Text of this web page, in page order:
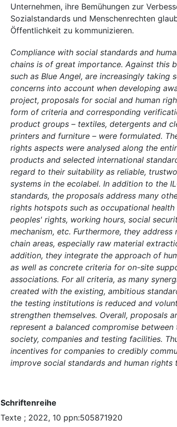
Unternehmen, ihre Bemühungen zur
Sozialstandards und Menschenrechten
Öffentlichkeit zu kommunizieren.
Compliance with social standards and
chains is of great importance. Against this
such as Blue Angel, are increasingly taking
concerns into account when developing
project, proposals for social and human
form of criteria and corresponding
product groups – textiles, detergents and
printers and furniture – were formulated.
rights aspects were analysed along the
products and selected international
regard to their suitability as reliable,
systems in the ecolabel. In addition to the
standards, the proposals address many
rights hotspots such as occupational
peoples' rights, working hours, social
mechanism, etc. Furthermore, they
chain areas, especially raw material
addition, they integrate the approach of
as well as concrete criteria for on-site
associations. For all criteria, as many
created with the existing, ambitious
the testing institutions is reduced and
strengthen themselves. Overall, proposals
represent a balanced compromise
society, companies and testing facilities.
incentives for companies to credibly
improve social standards and human rights
Schriftenreihe
Texte ; 2022, 10 ppn:505871920